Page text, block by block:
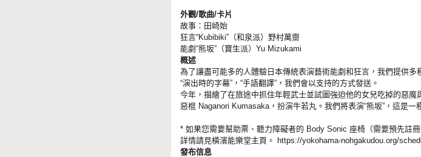
外觀/歌曲/卡片
故事：田崎始
狂言“Kubibiki”（和泉派）野村萬齋
能劇“熊坂”（寶生派）Yu Mizukami
概述
為了讓盡可能多的人體驗日本傳統表演藝術能劇和狂言，我們提供多
“演出時的字幕”，“手語翻譯”，我們會以支持的方式發送。
今年，描繪了在旅途中抓住年輕武士並試圖強迫他的女兒吃掉的惡
惡棍 Naganori Kumasaka，扮演牛若丸。我們將表演“熊坂”，這是
* 如果您需要幫助票、聽力障礙者的 Body Sonic 座椅（需要預先註
詳情請見橫濱能樂堂主頁。 https://yokohama-nohgakudou.org/
發布信息